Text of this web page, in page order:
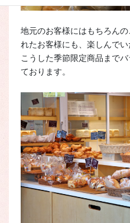
地元のお客様にはもちろん
れたお客様にも、楽しんで
こうした季節限定商品まで
ております。